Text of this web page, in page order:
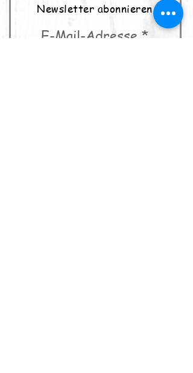
Newsletter abonnieren
E-Mail-Adresse